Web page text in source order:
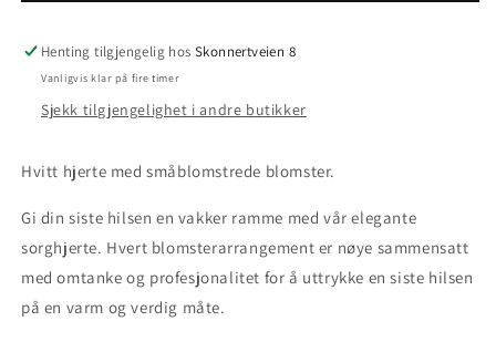
Henting tilgjengelig hos Skonnertveien 8
Vanligvis klar på fire timer
Sjekk tilgjengelighet i andre butikker
Hvitt hjerte med småblomstrede blomster.
Gi din siste hilsen en vakker ramme med vår elegante
sorghjerte. Hvert blomsterarrangement er nøye sammensatt
med omtanke og profesjonalitet for å uttrykke en siste hilsen
på en varm og verdig måte.